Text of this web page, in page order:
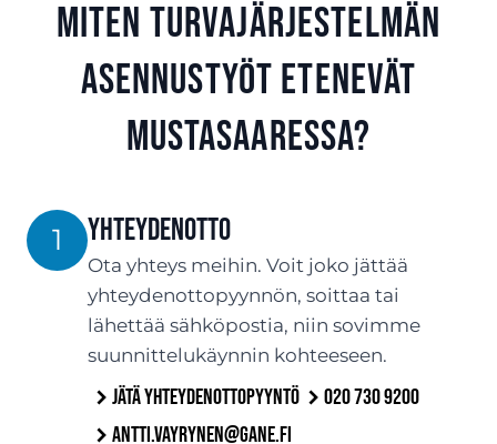
Miten turvajärjestelmän
asennustyöt etenevät
Mustasaaressa?
1 Yhteydenotto
Ota yhteys meihin. Voit joko jättää
yhteydenottopyynnön, soittaa tai
lähettää sähköpostia, niin sovimme
suunnittelukäynnin kohteeseen.
Jätä yhteydenottopyyntö
020 730 9200
antti.vayrynen@gane.fi